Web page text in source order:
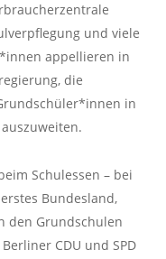
und viele
appellieren in
die
in
Schulessen – bei
Bundesland,
den Grundschulen
CDU und SPD